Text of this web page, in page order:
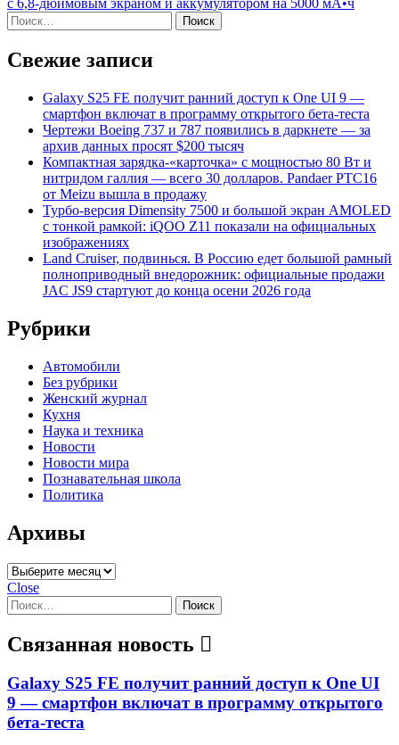
с 6,8-дюймовым экраном и аккумулятором на 5000 мА•ч
Найти:
Свежие записи
Galaxy S25 FE получит ранний доступ к One UI 9 —
смартфон включат в программу открытого бета-теста
Чертежи Boeing 737 и 787 появились в даркнете — за
архив данных просят $200 тысяч
Компактная зарядка-«карточка» с мощностью 80 Вт и
нитридом галлия — всего 30 долларов. Pandaer PTC16
от Meizu вышла в продажу
Турбо-версия Dimensity 7500 и большой экран AMOLED
с тонкой рамкой: iQOO Z11 показали на официальных
изображениях
Land Cruiser, подвинься. В Россию едет большой рамный
полноприводный внедорожник: официальные продажи
JAC JS9 стартуют до конца осени 2026 года
Рубрики
Автомобили
Без рубрики
Женский журнал
Кухня
Наука и техника
Новости
Новости мира
Познавательная школа
Политика
Архивы
Архивы
Close
Найти:
Связанная новость
Galaxy S25 FE получит ранний доступ к One UI
9 — смартфон включат в программу открытого
бета-теста